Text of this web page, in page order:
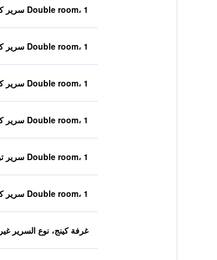
Double room، 1 سرير كينغ
Double room، 1 سرير كينغ
Double room، 1 سرير كينغ
Double room، 1 سرير كينغ
Double room، 1 سرير توأم
Double room، 1 سرير كينغ
غرفة كينج، نوع السرير